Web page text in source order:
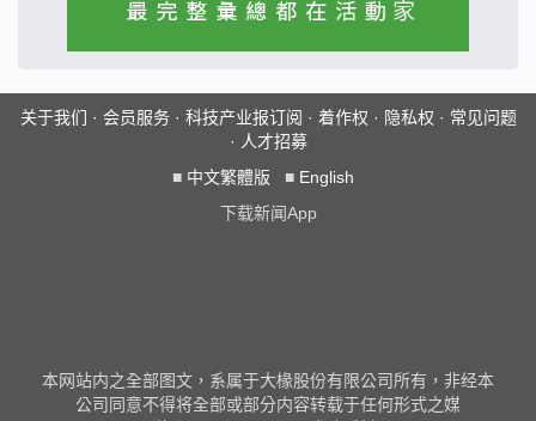
关于我们 · 会员服务· 科技产业报订阅 · 着作权 · 隐私权 · 常见问题
· 人才招募
■ 中文繁體版 ■ English
下载新闻App
本网站内之全部图文，系属于大椽股份有限公司所有，非经本
公司同意不得将全部或部分内容转载于任何形式之媒